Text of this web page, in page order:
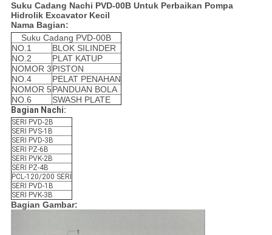
Suku Cadang Nachi PVD-00B Untuk Perbaikan Pompa
Hidrolik Excavator Kecil
Nama Bagian:
Suku Cadang PVD-00B
NO.1
BLOK SILINDER
NO.2
PLAT KATUP
NOMOR 3PISTON
NO.4
PELAT PENAHAN
NOMOR 5PANDUAN BOLA
NO.6
SWASH PLATE
Bagian Nachi:
SERI PVD-2B
SERI PVS-1B
SERI PVD-3B
SERI PZ-6B
SERI PVK-2B
SERI PZ-4B
PCL-120/200 SERI
SERI PVD-1B
SERI PVK-3B
Bagian Gambar: